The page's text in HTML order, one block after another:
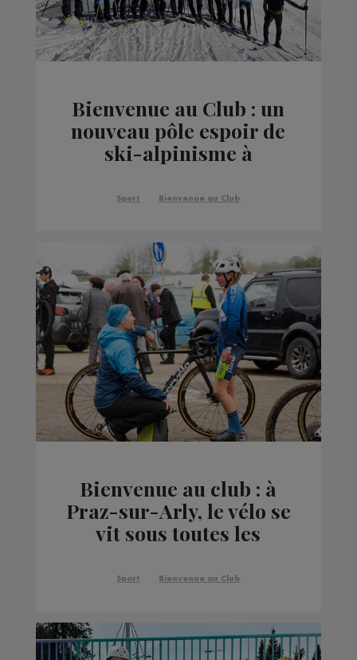
Bienvenue au Club : un
nouveau pôle espoir de
ski-alpinisme à
les futurs champions
Sport Bienvenue au Club
Bienvenue au club : à
Praz-sur-Arly, le vélo se
vit sous toutes les
Sport Bienvenue au Club